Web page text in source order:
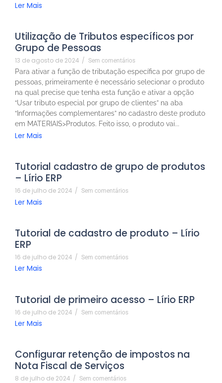
Ler Mais
Utilização de Tributos específicos por
Grupo de Pessoas
13 de agosto de 2024 / Sem comentários
Para ativar a função de tributação específica por grupo de
pessoas, primeiramente é necessário selecionar o produto
na qual precise que tenha esta função e ativar a opção
“Usar tributo especial por grupo de clientes” na aba
“Informações complementares” no cadastro deste produto
em MATERIAIS>Produtos. Feito isso, o produto vai...
Ler Mais
Tutorial cadastro de grupo de produtos
– Lírio ERP
16 de julho de 2024 / Sem comentários
Ler Mais
Tutorial de cadastro de produto – Lírio
ERP
16 de julho de 2024 / Sem comentários
Ler Mais
Tutorial de primeiro acesso – Lírio ERP
16 de julho de 2024 / Sem comentários
Ler Mais
Configurar retenção de impostos na
Nota Fiscal de Serviços
8 de julho de 2024 / Sem comentários